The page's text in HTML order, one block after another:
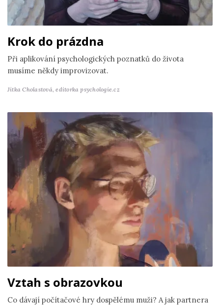
Krok do prázdna
Při aplikování psychologických poznatků do života
musíme někdy improvizovat.
Jitka Cholastová,editorka psychologie.cz
Vztah s obrazovkou
Co dávají počítačové hry dospělému muži? A jak partnera